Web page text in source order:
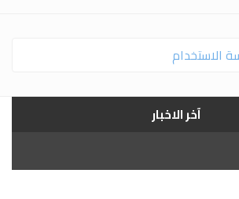
الاستخدام
آخر الاخبار